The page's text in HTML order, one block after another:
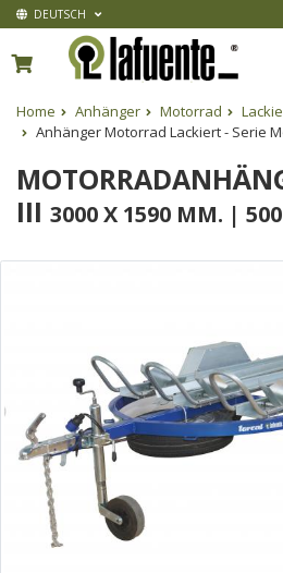
DEUTSCH
Home Anhänger Motorrad
Anhänger Motorrad Lackiert - Serie
III 3000 X 1590 MM. |